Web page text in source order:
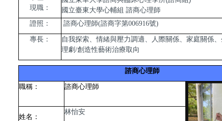
現職：
國立臺東大學心輔組 諮商心理師
證照： 諮商心理師(諮商字第006916號)
專長：
自我探索、情緒與壓力調適、人際關係、家庭關係
理劇/創造性藝術治療取向
諮商心理師
職稱： 諮商心理師
姓名：
林怡安